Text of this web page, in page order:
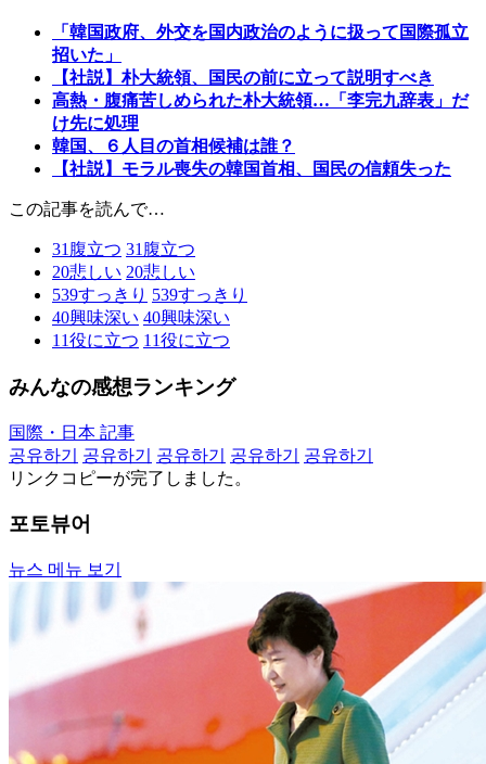
「韓国政府、外交を国内政治のように扱って国際孤立
招いた」
【社説】朴大統領、国民の前に立って説明すべき
高熱・腹痛苦しめられた朴大統領…「李完九辞表」だ
け先に処理
韓国、６人目の首相候補は誰？
【社説】モラル喪失の韓国首相、国民の信頼失った
この記事を読んで…
31 腹立つ 31 腹立つ
20悲しい 20悲しい
539すっきり 539すっきり
40興味深い 40興味深い
11役に立つ 11役に立つ
みんなの感想ランキング
国際・日本 記事
공유하기
공유하기 공유하기 공유하기
공유하기
リンクコピーが完了しました。
포토뷰어
뉴스 메뉴 보기